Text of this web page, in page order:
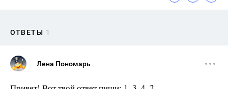
ОТВЕТЫ 1
Лена Пономарь